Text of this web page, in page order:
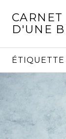
contenu
CARNET
D'UNE
ÉTIQUETTE